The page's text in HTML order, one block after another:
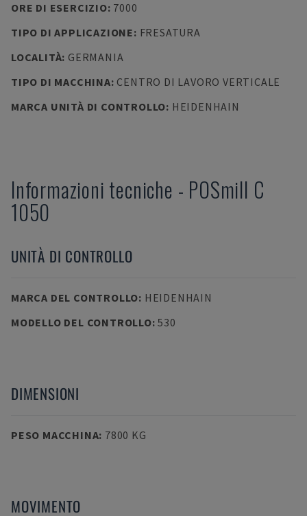
ORE DI ESERCIZIO: 7000
TIPO DI APPLICAZIONE: FRESATURA
LOCALITÀ: GERMANIA
TIPO DI MACCHINA: CENTRO DI LAVORO VERTICALE
MARCA UNITÀ DI CONTROLLO: HEIDENHAIN
Informazioni tecniche - POSmill C
1050
UNITÀ DI CONTROLLO
MARCA DEL CONTROLLO: HEIDENHAIN
MODELLO DEL CONTROLLO:530
DIMENSIONI
PESO MACCHINA: 7800 KG
MOVIMENTO